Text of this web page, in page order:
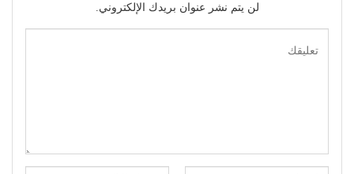
لن يتم نشر عنوان بريدك الإلكتروني.